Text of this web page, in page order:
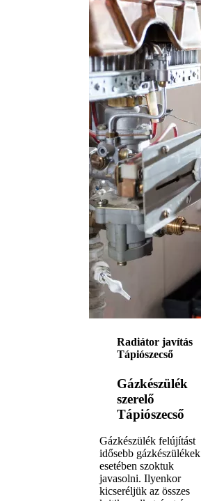
Radiátor javítás
Tápiószecső
Gázkészülék
szerelő
Tápiószecső
Gázkészülék felújítást
idősebb gázkészülékek
esetében szoktuk
javasolni. Ilyenkor
kicseréljük az összes